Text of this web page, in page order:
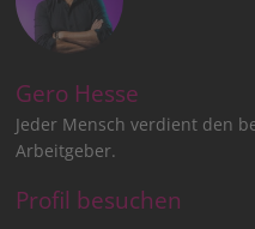
Gero Hesse
Jeder Mensch verdient den
Arbeitgeber.
Profil besuchen